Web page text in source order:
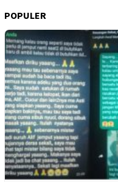
POPULER